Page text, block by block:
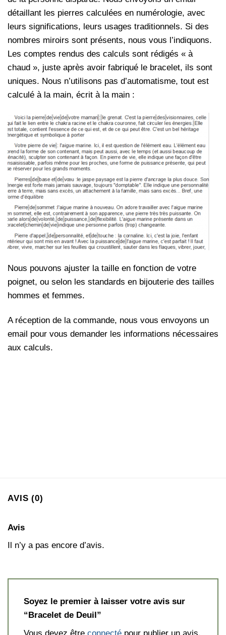
détaillant les pierres calculées en numérologie, avec
leurs significations, leurs usages traditionnels. Si des
nombres miroirs sont présents, nous vous l’indiquons.
Les comptes rendus des calculs sont rédigés « à
chaud », juste après avoir fabriqué le bracelet, ils sont
uniques. Nous n’utilisons pas d’automatisme, tout est
calculé à la main, écrit à la main :
Nous pouvons ajuster la taille en fonction de votre
poignet, ou selon les standards en bijouterie des tailles
hommes et femmes.
A réception de la commande, nous vous envoyons un
email pour vous demander les informations nécessaires
aux calculs.
AVIS (0)
Avis
Il n’y a pas encore d’avis.
Soyez le premier à laisser votre avis sur
“Bracelet de Deuil”